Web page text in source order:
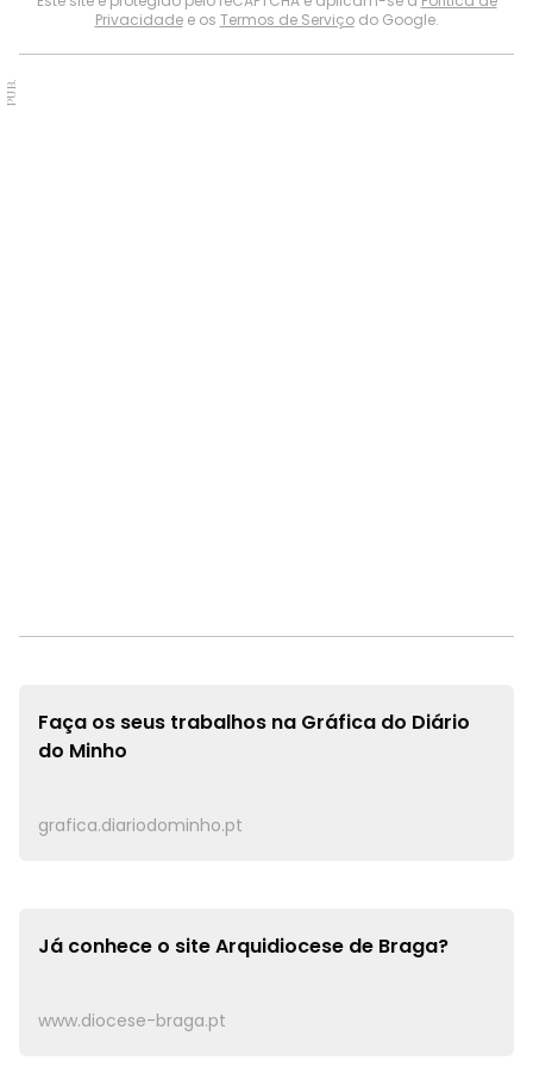
Privacidadee os Termos de Serviçodo Google.
PUB.
Faça os seus trabalhos na Gráfica do Diário
do Minho
grafica.diariodominho.pt
Já conhece o siteArquidiocese de Braga?
www.diocese-braga.pt